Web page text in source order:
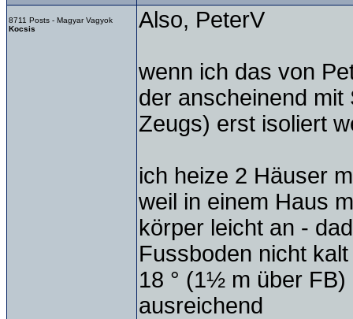
8711 Posts - Magyar Vagyok
Kocsis
Also, PeterV
wenn ich das von
der anscheinend
Zeugs) erst isoliert
ich heize 2 Häuser
weil in einem Haus
körper leicht an -
Fussboden nicht
18 ° (1½ m über
ausreichend